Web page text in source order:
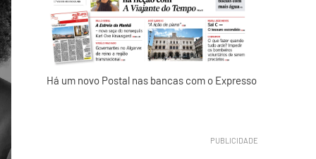
Há um novo Postal nas bancas com o Expresso